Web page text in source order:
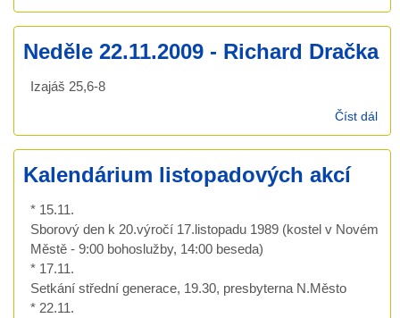
Neděle 22.11.2009 - Richard Dračka
Izajáš 25,6-8
Číst dál
-
Kalendárium listopadových akcí
* 15.11.
Sborový den k 20.výročí 17.listopadu 1989 (kostel v Novém
Městě - 9:00 bohoslužby, 14:00 beseda)
* 17.11.
Setkání střední generace, 19.30, presbyterna N.Město
* 22.11.